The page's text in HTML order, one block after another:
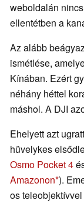
weboldalán
ellentétben a
Az alább
ismétlése,
Kínában. Ezért
néhány héttel
máshol. A DJI
Ehelyett azt
hüvelykes
Osmo Pocket 4
Amazonon ).
os